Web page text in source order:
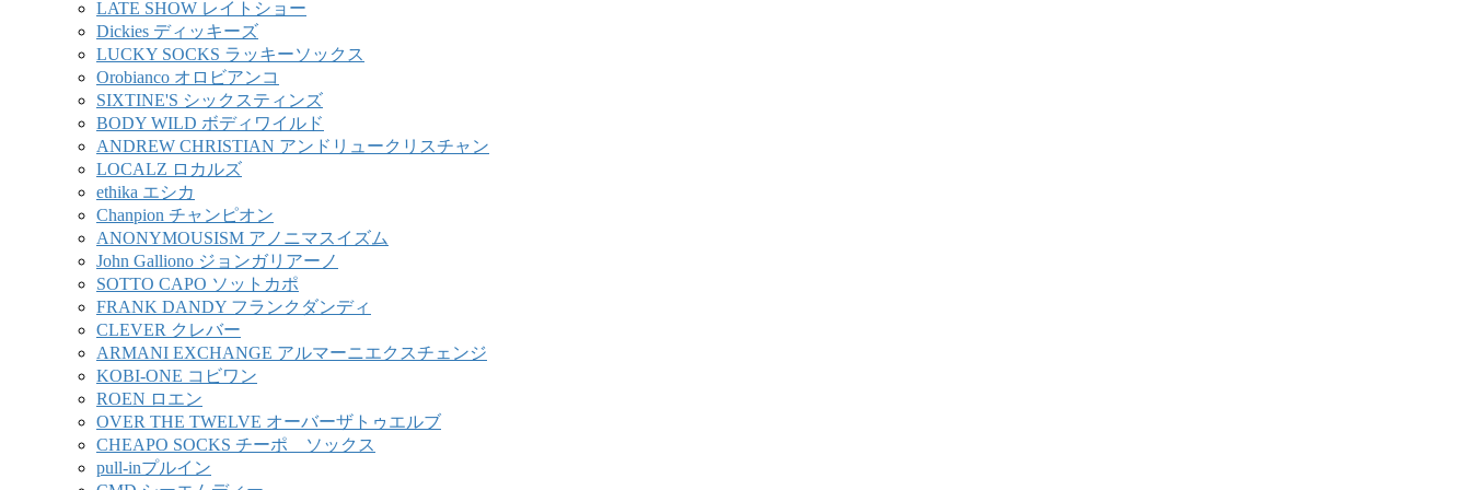
LATE SHOW レイトショー
Dickies ディッキーズ
LUCKY SOCKS ラッキーソックス
Orobianco オロビアンコ
SIXTINE'S シックスティンズ
BODY WILD ボディワイルド
ANDREW CHRISTIAN アンドリュークリスチャン
LOCALZ ロカルズ
ethika エシカ
Chanpion チャンピオン
ANONYMOUSISM アノニマスイズム
John Galliono ジョンガリアーノ
SOTTO CAPO ソットカポ
FRANK DANDY フランクダンディ
CLEVER クレバー
ARMANI EXCHANGE アルマーニエクスチェンジ
KOBI-ONE コビワン
ROEN ロエン
OVER THE TWELVE オーバーザトゥエルブ
CHEAPO SOCKS チーポ ソックス
pull-inプルイン